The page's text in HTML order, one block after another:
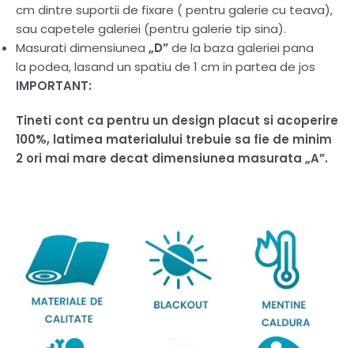
cm dintre suportii de fixare ( pentru galerie cu teava),
sau capetele galeriei (pentru galerie tip sina).
Masurati dimensiunea „D”de la baza galeriei pana
la podea, lasand un spatiu de 1 cm in partea de jos
IMPORTANT:
Tineti cont ca pentru un design placut si acoperire
100%, latimea materialului trebuie sa fie de minim
2 ori mai mare decat dimensiunea masurata „A”.